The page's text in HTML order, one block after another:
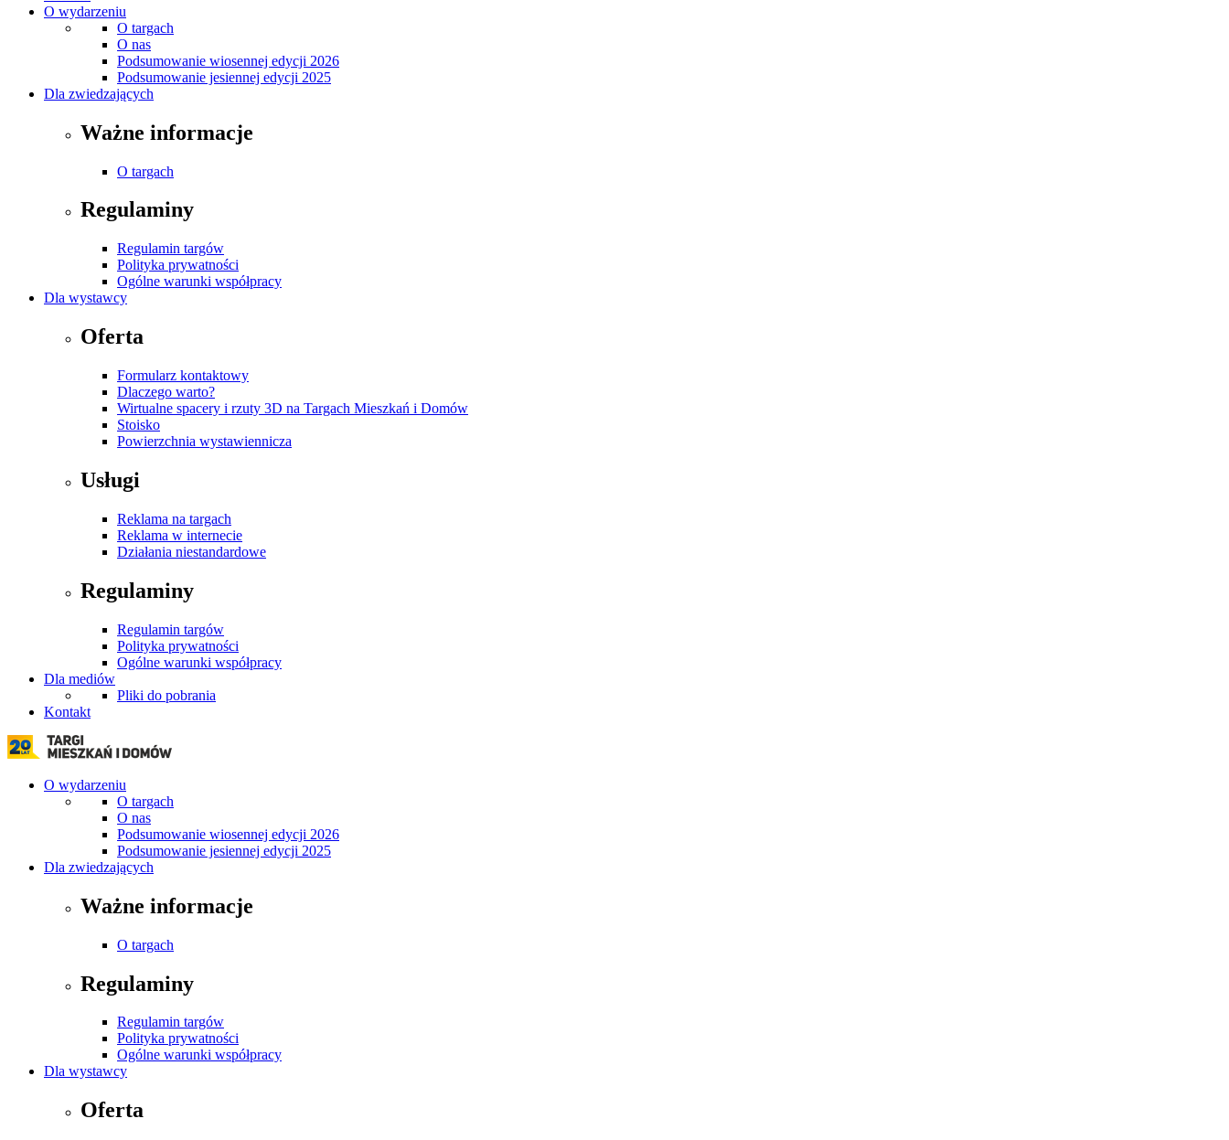
O wydarzeniu
O targach
O nas
Podsumowanie wiosennej edycji 2026
Podsumowanie jesiennej edycji 2025
Dla zwiedzających
Ważne informacje
O targach
Regulaminy
Regulamin targów
Polityka prywatności
Ogólne warunki współpracy
Dla wystawcy
Oferta
Formularz kontaktowy
Dlaczego warto?
Wirtualne spacery i rzuty 3D na Targach Mieszkań i Domów
Stoisko
Powierzchnia wystawiennicza
Usługi
Reklama na targach
Reklama w internecie
Działania niestandardowe
Regulaminy
Regulamin targów
Polityka prywatności
Ogólne warunki współpracy
Dla mediów
Pliki do pobrania
Kontakt
O wydarzeniu
O targach
O nas
Podsumowanie wiosennej edycji 2026
Podsumowanie jesiennej edycji 2025
Dla zwiedzających
Ważne informacje
O targach
Regulaminy
Regulamin targów
Polityka prywatności
Ogólne warunki współpracy
Dla wystawcy
Oferta